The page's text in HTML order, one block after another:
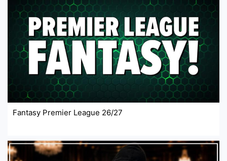
Fantasy Premier League 26/27